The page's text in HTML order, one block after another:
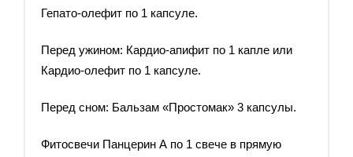
Гепато-олефит по 1 капсуле.
Перед ужином: Кардио-апифит по 1 капле или
Кардио-олефит по 1 капсуле.
Перед сном: Бальзам «Простомак» 3 капсулы.
Фитосвечи Панцерин А по 1 свече в прямую